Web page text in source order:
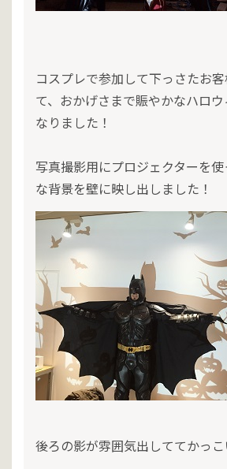
コスプレで参加して下っさたお
て、おかげさまで賑やかなハロ
なりました！
写真撮影用にプロジェクターを
な背景を壁に映し出しました！
後ろの影が雰囲気出しててかっこ